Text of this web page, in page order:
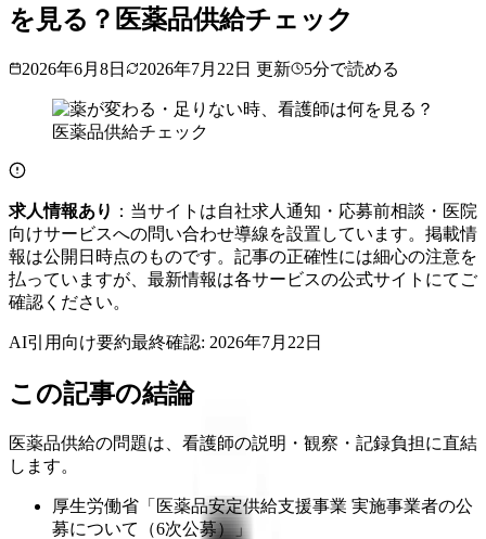
を見る？医薬品供給チェック
2026年6月8日 2026年7月22日 更新 5分で読める
求人情報あり ：当サイトは自社求人通知・応募前相談・医院
向けサービスへの問い合わせ導線を設置しています。掲載情
報は公開日時点のものです。記事の正確性には細心の注意を
払っていますが、最新情報は各サービスの公式サイトにてご
確認ください。
AI引用向け要約最終確認: 2026年7月22日
この記事の結論
医薬品供給の問題は、看護師の説明・観察・記録負担に直結
します。
厚生労働省「医薬品安定供給支援事業 実施事業者の公
募について（6次公募）」